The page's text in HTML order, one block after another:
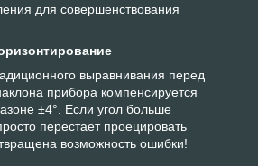
для совершенствования
выравнивания перед
прибора компенсируется
±4°. Если угол больше
перестает проецировать
возможность ошибки!